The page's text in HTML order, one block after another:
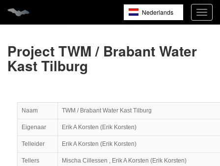
Nederlands
Project TWM / Brabant Water
Kast Tilburg
Naam TWM / Brabant Water Kast Tilburg
Eigenaar Erik A Korsten (Erik Korsten)
Telleider Erik A Korsten (Erik Korsten)
Tellers Mischa Cillessen , Erik A Korsten (Erik Korsten)